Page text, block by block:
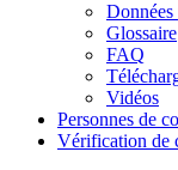
Glossaire
FAQ
Vidéos
Personnes de
Vérification de